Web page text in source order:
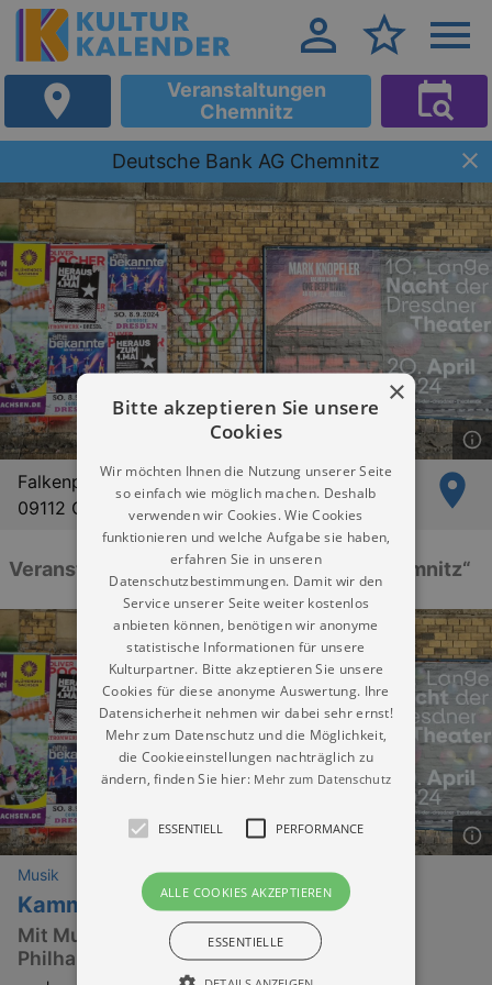
Veranstaltungen
Chemnitz
Deutsche Bank AG Chemnitz
Falkenplatz 2
09112 Chemnitz
Veranstaltungen: „Deutsche Bank AG Chemnitz“
Musik
Kammermusik unterwegs
Mit Musiker:innen der Robert-Schumann-
Philharmonie
×
Bitte akzeptieren Sie unsere
Cookies
Wir möchten Ihnen die Nutzung unserer Seite
so einfach wie möglich machen. Deshalb
verwenden wir Cookies. Wie Cookies
funktionieren und welche Aufgabe sie haben,
erfahren Sie in unseren
Datenschutzbestimmungen. Damit wir den
Service unserer Seite weiter kostenlos
anbieten können, benötigen wir anonyme
statistische Informationen für unsere
Kulturpartner. Bitte akzeptieren Sie unsere
Cookies für diese anonyme Auswertung. Ihre
Datensicherheit nehmen wir dabei sehr ernst!
Mehr zum Datenschutz und die Möglichkeit,
die Cookieeinstellungen nachträglich zu
ändern, finden Sie hier: Mehr zum Datenschutz
ESSENTIELL PERFORMANCE
ALLE COOKIES AKZEPTIEREN
ESSENTIELLE